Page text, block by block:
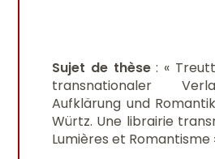
Sujet de thèse: «
transnationaler
Aufklärung und
Würtz. Une librairie
Lumières et Romantisme